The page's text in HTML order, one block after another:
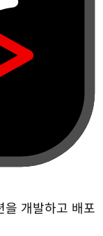
개발하고 배포